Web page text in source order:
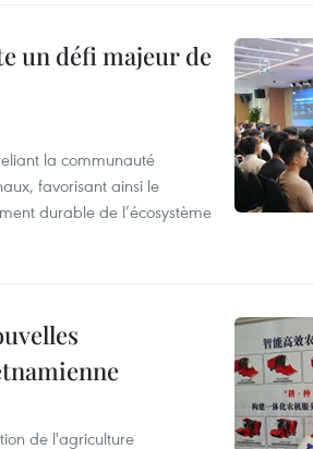
un défi majeur de
la communauté
favorisant ainsi le
durable de l’écosystème
de l'agriculture